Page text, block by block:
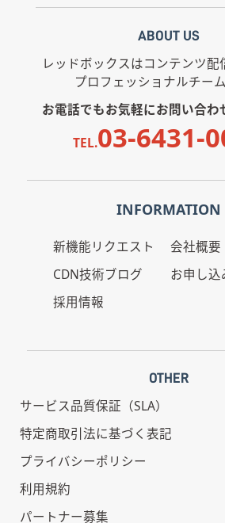
ABOUT US
レッドボックスはコンテンツ配
プロフェッショナルチーム
お電話でもお気軽にお問い合わ
TEL.03-6431-
INFORMATION
新機能リクエスト
CDN技術ブログ
採用情報
会社概要
お申し
OTHER
サービス品質保証（SLA）
特定商取引法に基づく表記
プライバシーポリシー
利用規約
パートナー募集